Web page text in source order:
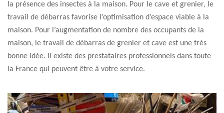
la présence des insectes à la maison. Pour le cave et grenier, le
travail de débarras favorise l’optimisation d’espace viable à la
maison. Pour l’augmentation de nombre des occupants de la
maison, le travail de débarras de grenier et cave est une très
bonne idée. Il existe des prestataires professionnels dans toute
la France qui peuvent être à votre service.